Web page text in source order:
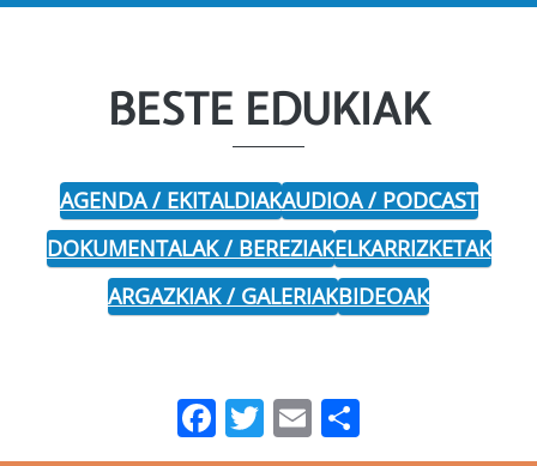
BESTE EDUKIAK
AGENDA / EKITALDIAKAUDIOA / PODCAST
DOKUMENTALAK / BEREZIAKELKARRIZKETAK
ARGAZKIAK / GALERIAKBIDEOAK
Facebook
Twitter
Email